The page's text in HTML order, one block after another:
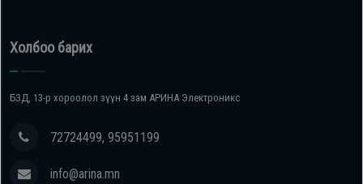
Холбоо барих
БЗД, 13-р хороолол зүүн 4 зам АРИНА Электроникс
72724499, 95951199
info@arina.mn